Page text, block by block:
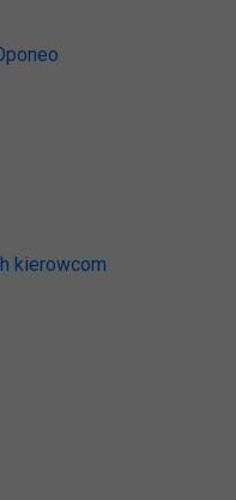
kierowcom